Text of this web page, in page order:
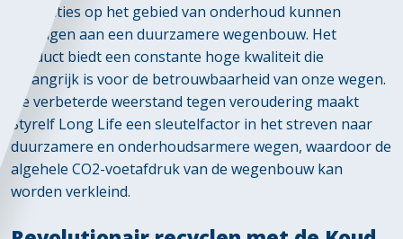
innovaties op het gebied van onderhoud kunnen
bijdragen aan een duurzamere wegenbouw. Het
product biedt een constante hoge kwaliteit die
belangrijk is voor de betrouwbaarheid van onze wegen.
De verbeterde weerstand tegen veroudering maakt
Styrelf Long Life een sleutelfactor in het streven naar
duurzamere en onderhoudsarmere wegen, waardoor de
algehele CO2-voetafdruk van de wegenbouw kan
worden verkleind.